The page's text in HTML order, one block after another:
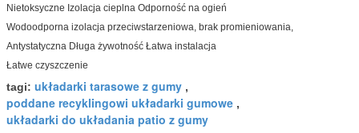
Nietoksyczne Izolacja cieplna Odporność na ogień
Wodoodporna izolacja przeciwstarzeniowa, brak promieniowania,
Antystatyczna Długa żywotność Łatwa instalacja
Łatwe czyszczenie
tagi: układarki tarasowe z gumy ,
poddane recyklingowi układarki gumowe ,
układarki do układania patio z gumy